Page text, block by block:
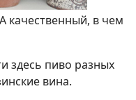
качественный, в чем
здесь пиво разных
вина.